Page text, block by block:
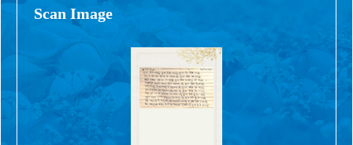
Scan Image